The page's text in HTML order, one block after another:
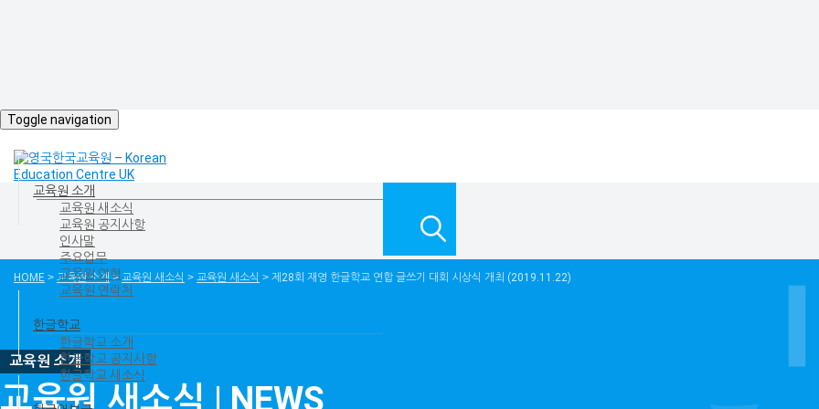
Toggle navigation
교육원 소개
교육원 새소식
교육원 공지사항
인사말
주요업무
교육원 연혁
교육원 연락처
한글학교
한글학교 소개
한글학교 공지사항
한글학교 새소식
HOME > 교육원 소개>교육원 새소식 > 교육원 새소식 > 제28회 재영 한글학교 연합 글쓰기 대회 시상식 개최 (2019.11.22)
교육원 새소식 | NEWS